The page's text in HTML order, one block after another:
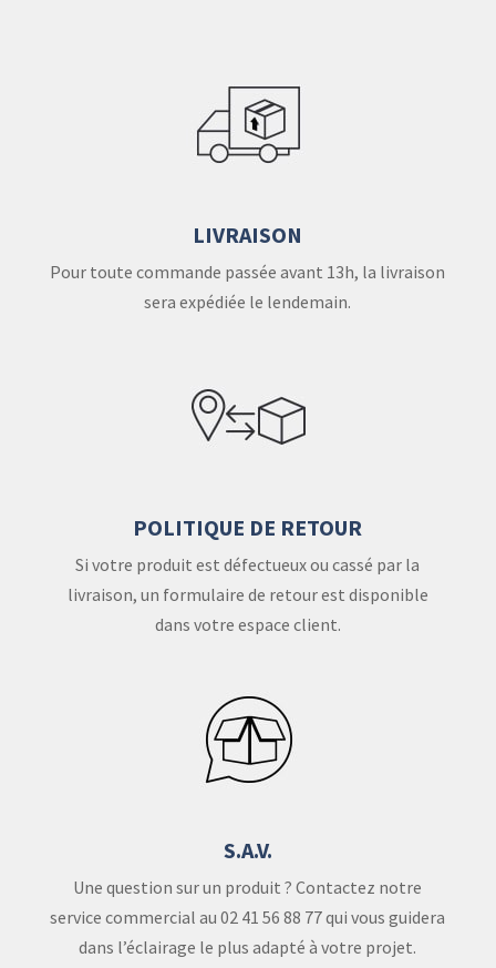
LIVRAISON
Pour toute commande passée avant 13h, la livraison
sera expédiée le lendemain.
POLITIQUE DE RETOUR
Si votre produit est défectueux ou cassé par la
livraison, un formulaire de retour est disponible
dans votre espace client.
S.A.V.
Une question sur un produit ? Contactez notre
service commercial au 02 41 56 88 77 qui vous guidera
dans l’éclairage le plus adapté à votre projet.